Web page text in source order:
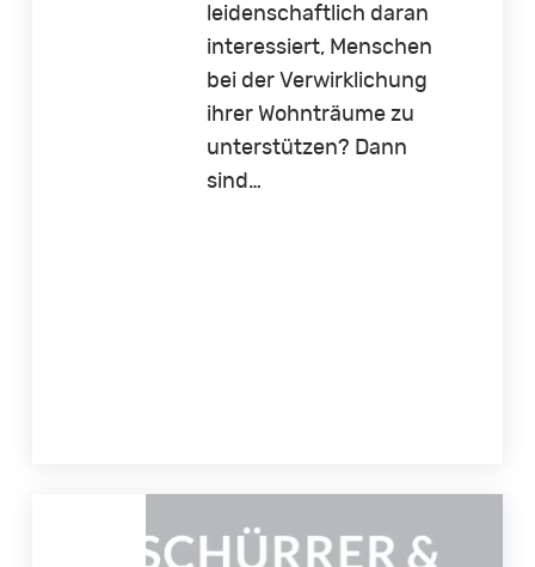
leidenschaftlich daran
interessiert, Menschen
bei der Verwirklichung
ihrer Wohnträume zu
unterstützen? Dann
sind…